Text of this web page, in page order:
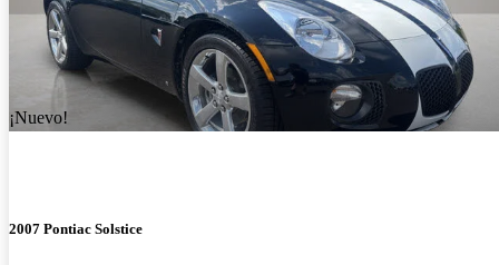
¡Nuevo!
2007 Pontiac Solstice